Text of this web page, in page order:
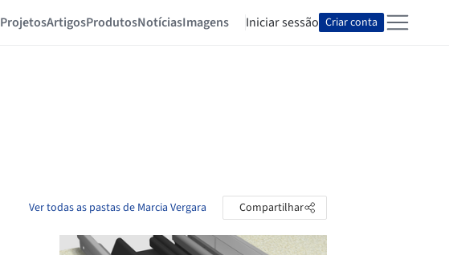
ProjetosArtigosProdutosNotíciasImagens Iniciar sessão Criar conta
Ver todas as pastas de Marcia Vergara Compartilhar